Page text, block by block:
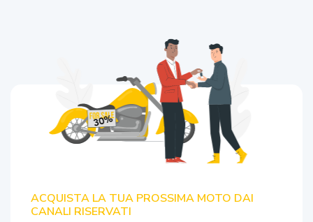
ACQUISTA LA TUA PROSSIMA MOTO DAI
CANALI RISERVATI